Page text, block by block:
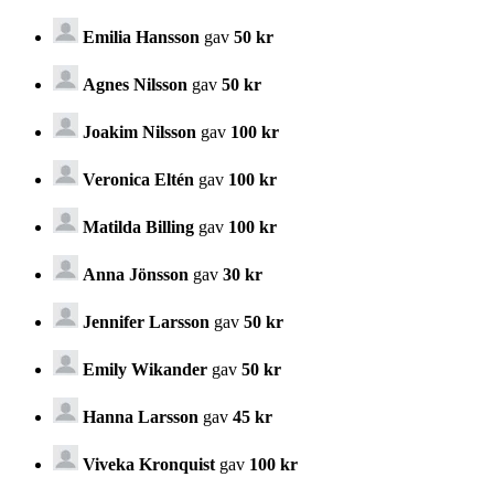
Emilia Hansson gav 50 kr
Agnes Nilsson gav 50 kr
Joakim Nilsson gav 100 kr
Veronica Eltén gav 100 kr
Matilda Billing gav 100 kr
Anna Jönsson gav 30 kr
Jennifer Larsson gav 50 kr
Emily Wikander gav 50 kr
Hanna Larsson gav 45 kr
Viveka Kronquist gav 100 kr